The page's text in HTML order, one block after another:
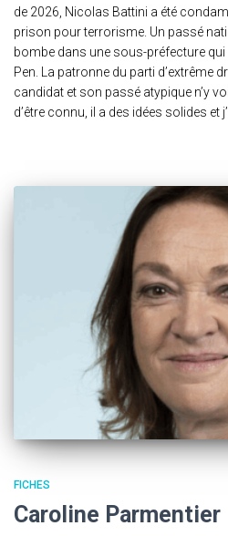
de 2026, Nicolas Battini a été
prison pour terrorisme. Un passé
bombe dans une sous-préfecture qui
Pen. La patronne du parti d’extrême
candidat et son passé atypique n’y
d’être connu, il a des idées solides et
FICHES
Caroline Parmentier